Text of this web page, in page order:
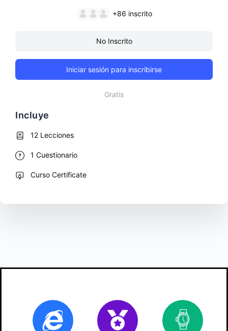
Online Certificado
+86 inscrito
No Inscrito
Iniciar sesión para inscribirse
Gratis
Incluye
12 Lecciones
1 Cuestionario
Curso Certificate